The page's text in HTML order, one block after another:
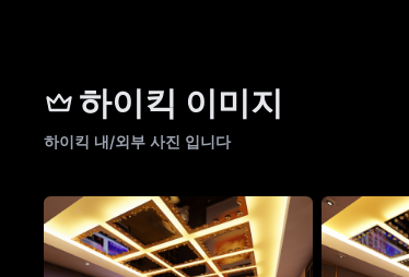
하이킥 이미지
하이킥 내/외부 사진 입니다